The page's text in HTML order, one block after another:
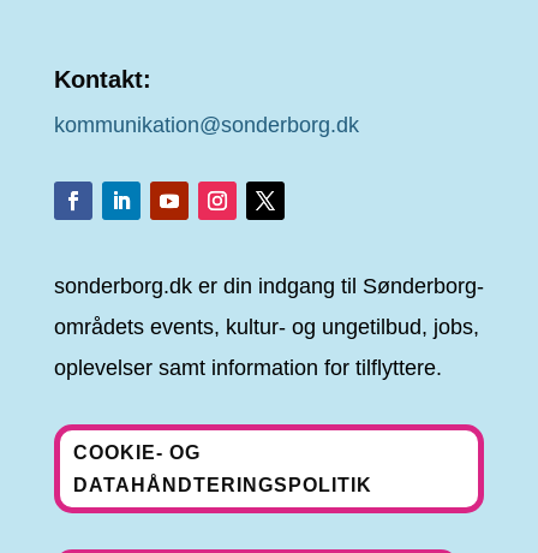
Kontakt:
kommunikation@sonderborg.dk
sonderborg.dk er din indgang til Sønderborg-
områdets events, kultur- og ungetilbud, jobs,
oplevelser samt information for tilflyttere.
COOKIE- OG
DATAHÅNDTERINGSPOLITIK